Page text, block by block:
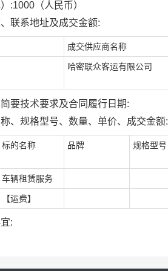
:1000 （人民币）
联系地址及成交金额:
成交供应商名称
哈密联众客运有限公司
要技术要求及合同履行日期:
、规格型号、数量、单价、成交金额:
标的名称 品牌 规格型号
车辆租赁服务
【运费】
: